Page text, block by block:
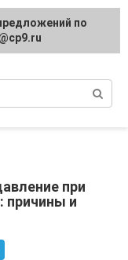
при
причины и
по